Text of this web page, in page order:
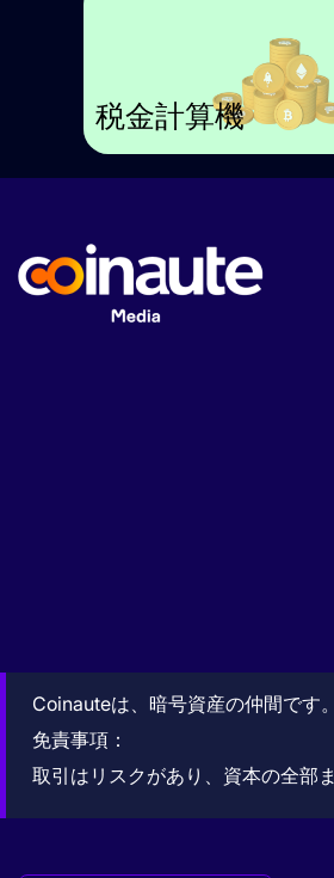
税金計算機
Coinauteは、暗号資産の仲間です
免責事項：
取引はリスクがあり、資本の全部